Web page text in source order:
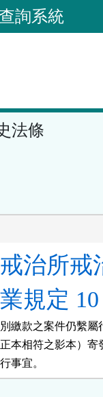
詢系統
法條
治所戒
規定 10
繳款之案件仍繫屬
本相符之影本）寄
事宜。